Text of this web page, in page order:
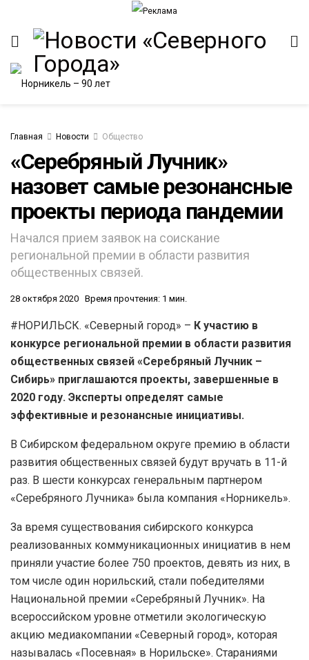
Главная Новости Общество
«Серебряный Лучник»
назовет самые резонансные
проекты периода пандемии
Начался прием заявок на соискание
региональной премии в области развития
общественных связей.
28 октября 2020 Время прочтения: 1 мин.
#НОРИЛЬСК. «Северный город» – К участию в
конкурсе региональной премии в области развития
общественных связей «Серебряный Лучник –
Сибирь» приглашаются проекты, завершенные в
2020 году. Эксперты определят самые
эффективные и резонансные инициативы.
В Сибирском федеральном округе премию в области
развития общественных связей будут вручать в 11-й
раз. В шести конкурсах генеральным партнером
«Серебряного Лучника» была компания «Норникель».
За время существования сибирского конкурса
реализованных коммуникационных инициатив в нем
приняли участие более 750 проектов, девять из них, в
том числе один норильский, стали победителями
Национальной премии «Серебряный Лучник». На
всероссийском уровне отметили экологическую
акцию медиакомпании «Северный город», которая
называлась «Посевная» в Норильске». Стараниями